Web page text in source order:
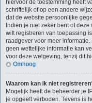
hiervoor de toestemming heeft
schriftelijk of op een andere
dat de website persoonlijke
Indien je niet zeker bent of
wilt registreren van toepassing
raadgever voor meer
geen wettelijke informatie kan
voor deze wetgeving, tenzij dit
Omhoog
Waarom kan ik niet
Mogelijk heeft de beheerder je
je opgeeft verboden. Tevens is